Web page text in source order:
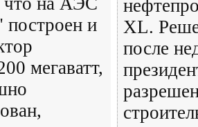
и
мегаватт,
XL.
после